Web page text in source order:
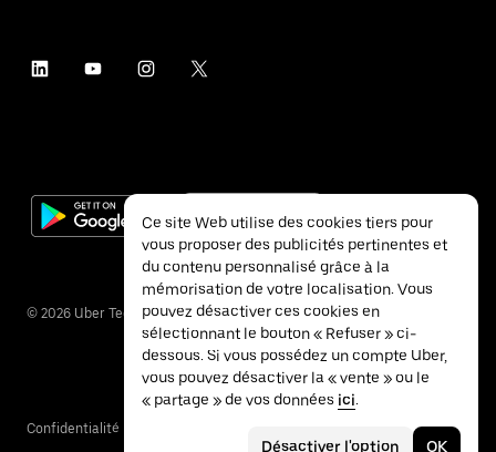
© 2026 Uber Technologies Inc.
Confidentialité
Ce site Web utilise des cookies tiers pour
vous proposer des publicités pertinentes et
du contenu personnalisé grâce à la
mémorisation de votre localisation. Vous
pouvez désactiver ces cookies en
sélectionnant le bouton « Refuser » ci-
dessous. Si vous possédez un compte Uber,
vous pouvez désactiver la « vente » ou le
« partage » de vos données ici.
Désactiver l'option OK